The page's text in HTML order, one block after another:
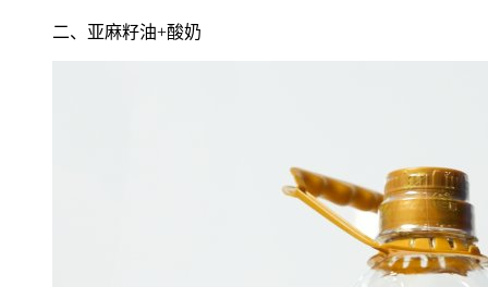
二、亚麻籽油+酸奶